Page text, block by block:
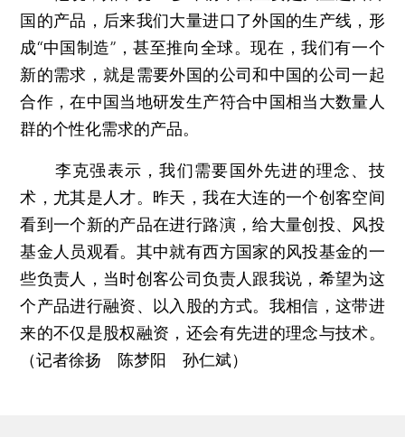
国的产品，后来我们大量进口了外国的生产线，形
成“中国制造”，甚至推向全球。现在，我们有一个
新的需求，就是需要外国的公司和中国的公司一起
合作，在中国当地研发生产符合中国相当大数量人
群的个性化需求的产品。
李克强表示，我们需要国外先进的理念、技
术，尤其是人才。昨天，我在大连的一个创客空间
看到一个新的产品在进行路演，给大量创投、风投
基金人员观看。其中就有西方国家的风投基金的一
些负责人，当时创客公司负责人跟我说，希望为这
个产品进行融资、以入股的方式。我相信，这带进
来的不仅是股权融资，还会有先进的理念与技术。
（记者徐扬 陈梦阳 孙仁斌）